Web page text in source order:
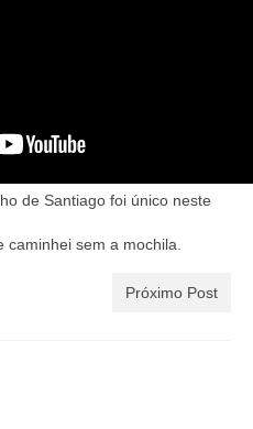
de Santiago foi único neste
sem a mochila.
Próximo Post